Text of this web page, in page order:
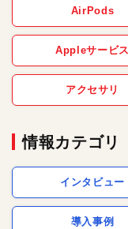
AirPods
Appleサービス
アクセサリ
情報カテゴリ
インタビュー
導入事例